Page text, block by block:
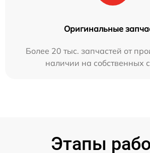
Оригинальные
Более 20 тыс. запчастей от
наличии на собственных
Этапы